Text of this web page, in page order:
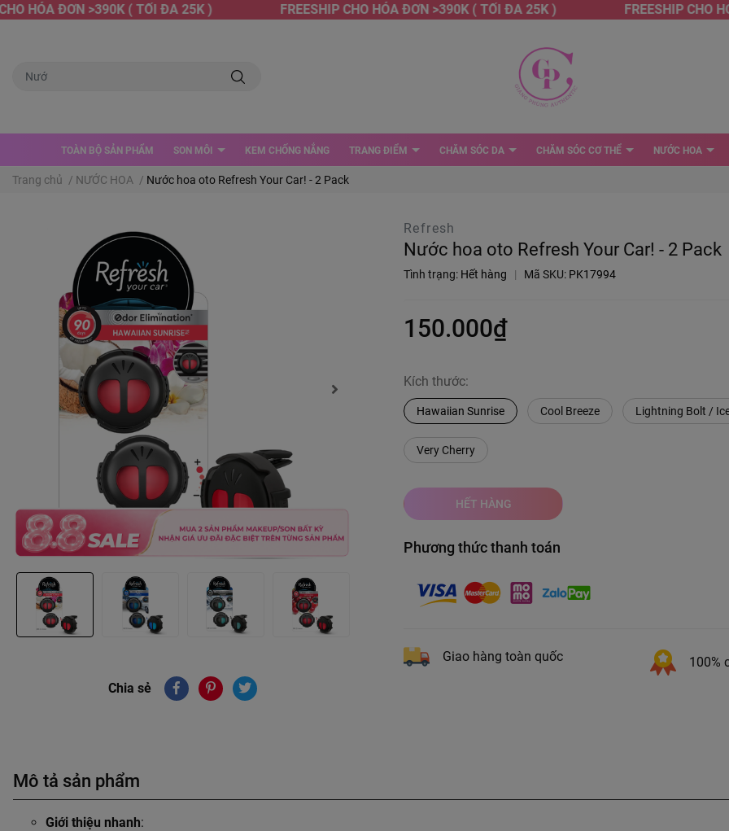
HÓA ĐƠN >390K ( TỐI ĐA 25K ) FREESHIP CHO HÓA ĐƠN >390K ( TỐI ĐA 25K ) FREESHIP CHO
TOÀN BỘ SẢN PHẨM SON MÔI KEM CHỐNG NẮNG TRANG ĐIỂM CHĂM SÓC DA CHĂM SÓC CƠ THỂ NƯỚC HOA
Trang chủ / NƯỚC HOA / Nước hoa oto Refresh Your Car! - 2 Pack
Chia sẻ
Refresh
Nước hoa oto Refresh Your Car! - 2 Pack
Tình trạng: Hết hàng | Mã SKU: PK17994
150.000₫
Kích thước:
Hawaiian Sunrise Cool Breeze Lightning Bolt /
Very Cherry
HẾT HÀNG
Phương thức thanh toán
Giao hàng toàn quốc 100%
Mô tả sản phẩm
Giới thiệu nhanh: